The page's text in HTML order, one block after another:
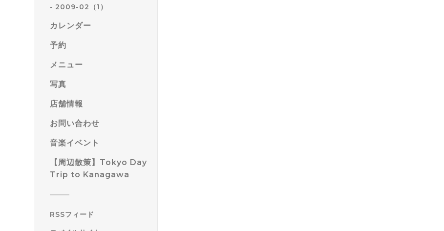
2009-02（1）
カレンダー
予約
メニュー
写真
店舗情報
お問い合わせ
音楽イベント
【周辺散策】Tokyo Day
Trip to Kanagawa
RSSフィード